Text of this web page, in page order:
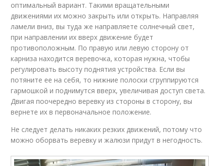
оптимальный вариант. Такими вращательными
движениями их можно закрыть или открыть. Направляя
ламели вниз, вы туда же направляете солнечный свет,
при направлении их вверх движение будет
противоположным. По правую или левую сторону от
карниза находится веревочка, которая нужна, чтобы
регулировать высоту поднятия устройства. Если вы
потяните ее на себя, то нижние полоски сгруппируются
гармошкой и поднимутся вверх, увеличивая доступ света.
Двигая поочередно веревку из стороны в сторону, вы
вернете их в первоначальное положение.
Не следует делать никаких резких движений, потому что
можно оборвать веревку и жалюзи придут в негодность.